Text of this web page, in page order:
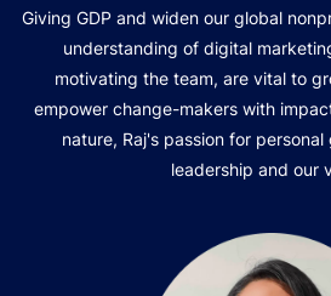
Giving GDP and widen our global
understanding of digital
motivating the team, are vital to
empower change-makers with
nature, Raj's passion for
leadership and our